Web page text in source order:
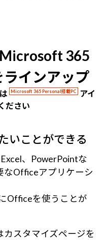
365
ラインアップ
Microsoft 365 Personal搭載PC
アイ
ださい
いことができる
、PowerPointな
なOfficeアプリケーシ
Officeを使うことが
スタマイズページを